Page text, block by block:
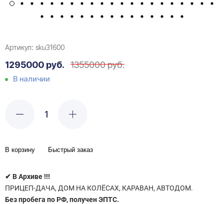
Артикул: sku31600
1295000 руб. 1355000 руб.
В наличии
В корзину Быстрый заказ
✔ В Архиве !!!
ПРИЦЕП-ДАЧА, ДОМ НА КОЛЁСАХ, КАРАВАН, АВТОДОМ.
Без пробега по РФ, получен ЭПТС.